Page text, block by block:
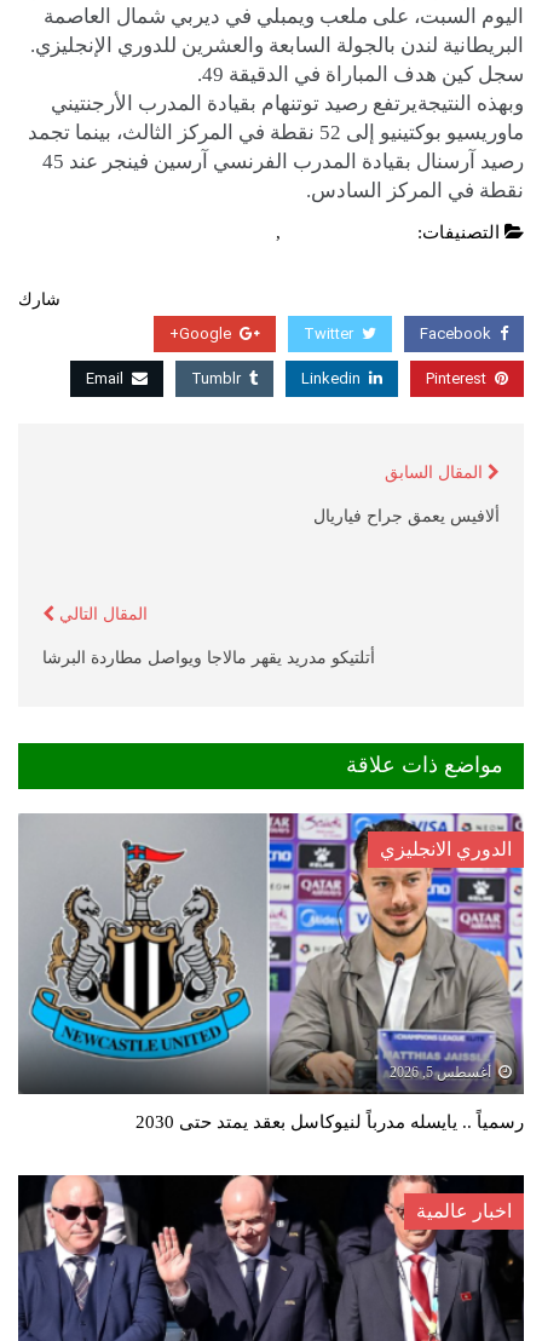
اليوم السبت، على ملعب ويمبلي في ديربي شمال العاصمة
البريطانية لندن بالجولة السابعة والعشرين للدوري الإنجليزي.
سجل كين هدف المباراة في الدقيقة 49.
وبهذه النتيجةيرتفع رصيد توتنهام بقيادة المدرب الأرجنتيني
ماوريسيو بوكتينيو إلى 52 نقطة في المركز الثالث، بينما تجمد
رصيد آرسنال بقيادة المدرب الفرنسي آرسين فينجر عند 45
نقطة في المركز السادس.
التصنيفات: ,
شارك
Facebook
Twitter
Google+
Pinterest
Linkedin
Tumblr
Email
المقال السابق
ألافيس يعمق جراح فياريال
المقال التالي
أتلتيكو مدريد يقهر مالاجا ويواصل مطاردة البرشا
مواضع ذات علاقة
الدوري الانجليزي
أغسطس 5, 2026
رسمياً .. يايسله مدرباً لنيوكاسل بعقد يمتد حتى 2030
اخبار عالمية